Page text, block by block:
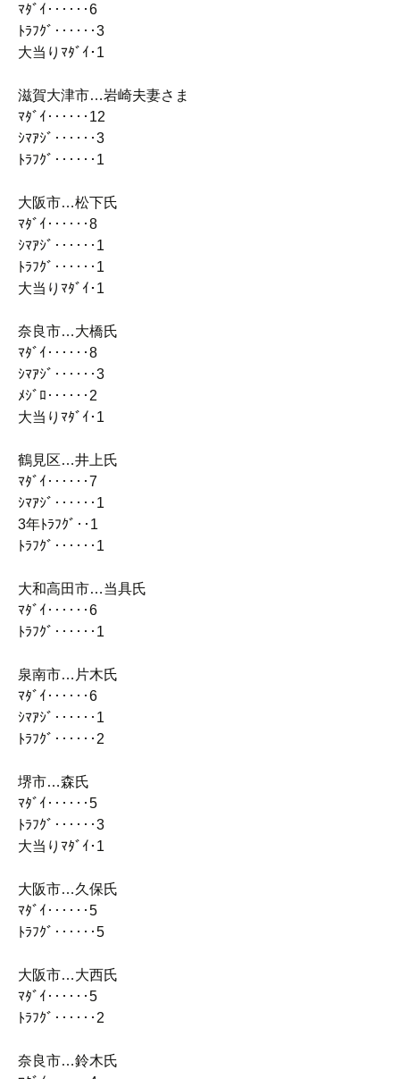
ﾏﾀﾞｲ‥‥‥6
ﾄﾗﾌｸﾞ‥‥‥3
大当りﾏﾀﾞｲ･1
滋賀大津市…岩崎夫妻さま
ﾏﾀﾞｲ‥‥‥12
ｼﾏｱｼﾞ‥‥‥3
ﾄﾗﾌｸﾞ‥‥‥1
大阪市…松下氏
ﾏﾀﾞｲ‥‥‥8
ｼﾏｱｼﾞ‥‥‥1
ﾄﾗﾌｸﾞ‥‥‥1
大当りﾏﾀﾞｲ･1
奈良市…大橋氏
ﾏﾀﾞｲ‥‥‥8
ｼﾏｱｼﾞ‥‥‥3
ﾒｼﾞﾛ‥‥‥2
大当りﾏﾀﾞｲ･1
鶴見区…井上氏
ﾏﾀﾞｲ‥‥‥7
ｼﾏｱｼﾞ‥‥‥1
3年ﾄﾗﾌｸﾞ‥1
ﾄﾗﾌｸﾞ‥‥‥1
大和高田市…当具氏
ﾏﾀﾞｲ‥‥‥6
ﾄﾗﾌｸﾞ‥‥‥1
泉南市…片木氏
ﾏﾀﾞｲ‥‥‥6
ｼﾏｱｼﾞ‥‥‥1
ﾄﾗﾌｸﾞ‥‥‥2
堺市…森氏
ﾏﾀﾞｲ‥‥‥5
ﾄﾗﾌｸﾞ‥‥‥3
大当りﾏﾀﾞｲ･1
大阪市…久保氏
ﾏﾀﾞｲ‥‥‥5
ﾄﾗﾌｸﾞ‥‥‥5
大阪市…大西氏
ﾏﾀﾞｲ‥‥‥5
ﾄﾗﾌｸﾞ‥‥‥2
奈良市…鈴木氏